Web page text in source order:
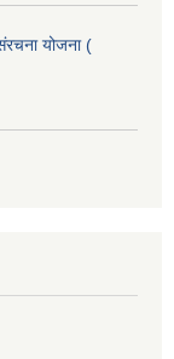
योजना (